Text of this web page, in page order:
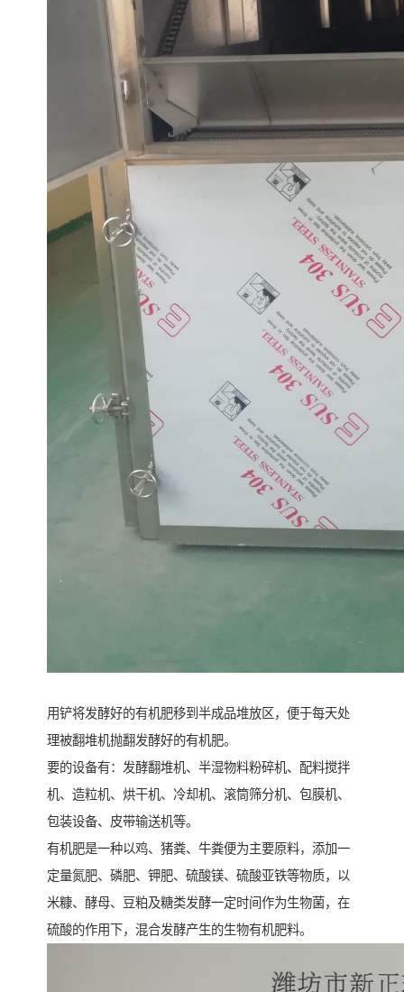
用铲将发酵好的有机肥移到半成品堆放区，便于每天处
理被翻堆机抛翻发酵好的有机肥。
要的设备有：发酵翻堆机、半湿物料粉碎机、配料搅拌
机、造粒机、烘干机、冷却机、滚筒筛分机、包膜机、
包装设备、皮带输送机等。
有机肥是一种以鸡、猪粪、牛粪便为主要原料，添加一
定量氮肥、磷肥、钾肥、硫酸镁、硫酸亚铁等物质，以
米糠、酵母、豆粕及糖类发酵一定时间作为生物菌，在
硫酸的作用下，混合发酵产生的生物有机肥料。